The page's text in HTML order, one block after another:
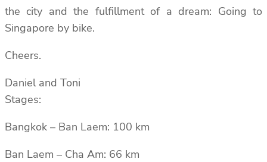
the city and the fulfillment of a dream: Going to
Singapore by bike.
Cheers.
Daniel and Toni
Stages:
Bangkok – Ban Laem: 100 km
Ban Laem – Cha Am: 66 km